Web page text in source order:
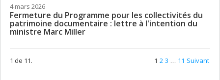
4 mars 2026
Fermeture du Programme pour les collectivités du
patrimoine documentaire : lettre à l'intention du
ministre Marc Miller
1 de 11. 1 2 3 … 11 Suivant